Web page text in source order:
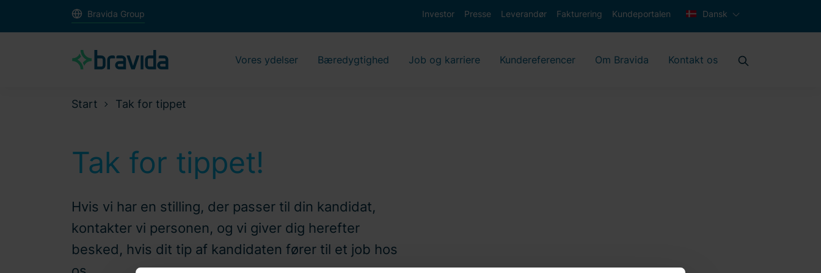
Bravida Group Investor Presse Leverandør Fakturering Kundeportalen Dansk
Vores ydelser Bæredygtighed Job og karriere Kundereferencer Om Bravida Kontakt os
Start Tak for tippet
Tak for tippet!
Hvis vi har en stilling, der passer til din kandidat,
kontakter vi personen, og vi giver dig herefter
besked, hvis dit tip af kandidaten fører til et job hos